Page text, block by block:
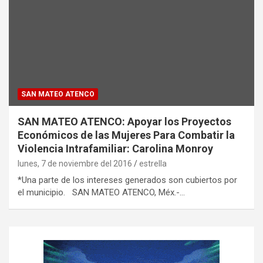
SAN MATEO ATENCO
SAN MATEO ATENCO: Apoyar los Proyectos
Económicos de las Mujeres Para Combatir la
Violencia Intrafamiliar: Carolina Monroy
lunes, 7 de noviembre del 2016 estrella
*Una parte de los intereses generados son cubiertos por
el municipio. SAN MATEO ATENCO, Méx.-…